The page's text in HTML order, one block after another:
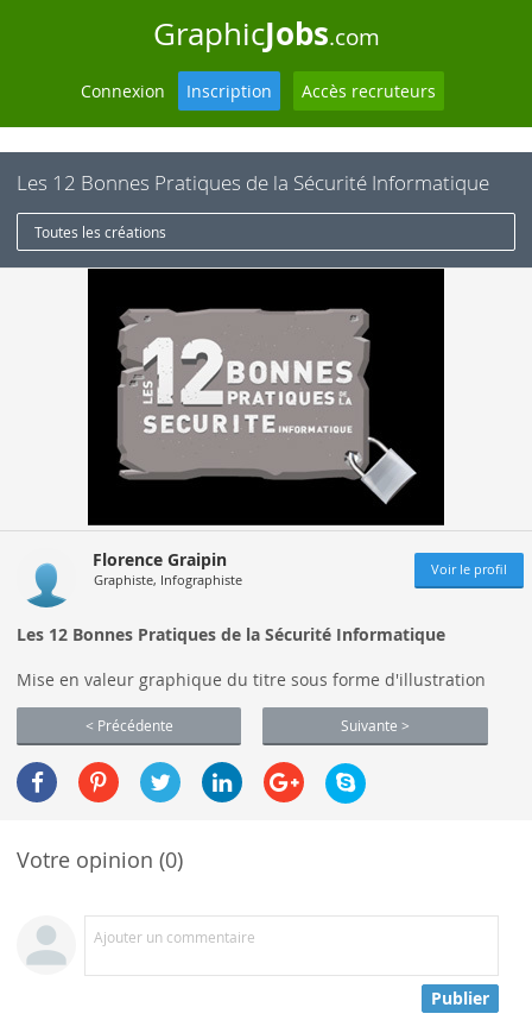
GraphicJobs.com
Connexion Inscription Accès recruteurs
Les 12 Bonnes Pratiques de la Sécurité Informatique
Toutes les créations
Florence Graipin
Graphiste, Infographiste
Voir le profil
Les 12 Bonnes Pratiques de la Sécurité Informatique
Mise en valeur graphique du titre sous forme d'illustration
< Précédente Suivante >
Votre opinion (0)
Ajouter un commentaire
Publier